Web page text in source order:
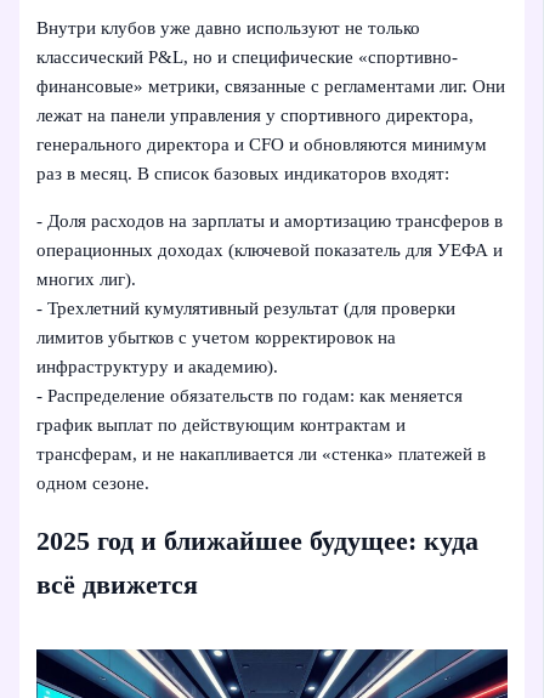
Внутри клубов уже давно используют не только
классический P&L, но и специфические «спортивно-
финансовые» метрики, связанные с регламентами лиг. Они
лежат на панели управления у спортивного директора,
генерального директора и CFO и обновляются минимум
раз в месяц. В список базовых индикаторов входят:
- Доля расходов на зарплаты и амортизацию трансферов в
операционных доходах (ключевой показатель для УЕФА и
многих лиг).
- Трехлетний кумулятивный результат (для проверки
лимитов убытков с учетом корректировок на
инфраструктуру и академию).
- Распределение обязательств по годам: как меняется
график выплат по действующим контрактам и
трансферам, и не накапливается ли «стенка» платежей в
одном сезоне.
2025 год и ближайшее будущее: куда
всё движется